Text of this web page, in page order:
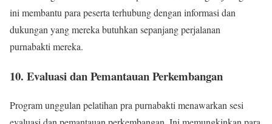
ini membantu para peserta terhubung dengan informasi dan
dukungan yang mereka butuhkan sepanjang perjalanan
purnabakti mereka.
10. Evaluasi dan Pemantauan Perkembangan
Program unggulan pelatihan pra purnabakti menawarkan sesi